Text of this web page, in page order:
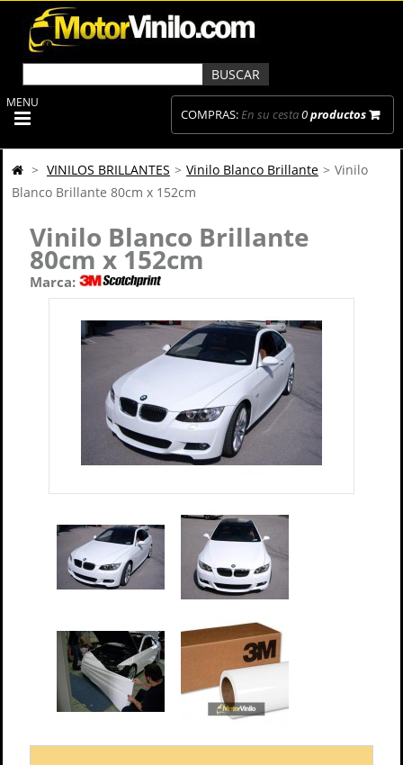
COMPRAS:En su cesta0productos
MENU
> VINILOS BRILLANTES > Vinilo Blanco Brillante > Vinilo
Blanco Brillante 80cm x 152cm
Vinilo Blanco Brillante
80cm x 152cm
Marca: